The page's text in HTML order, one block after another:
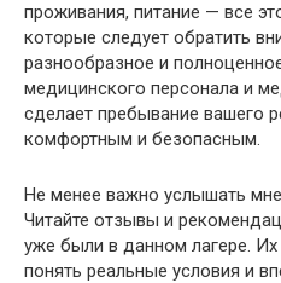
проживания, питание — все
которые следует обратить
разнообразное и
медицинского персонала и
сделает пребывание вашего
комфортным и безопасным.
Не менее важно услышать
Читайте отзывы и
уже были в данном лагере.
понять реальные условия и